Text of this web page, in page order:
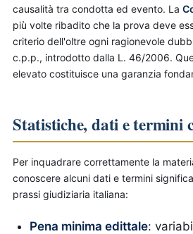
causalità tra condotta ed evento. La
più volte ribadito che la prova deve
criterio dell'oltre ogni ragionevole
c.p.p., introdotto dalla L. 46/2006.
elevato costituisce una garanzia
Statistiche, dati e termini
Per inquadrare correttamente la
conoscere alcuni dati e termini
prassi giudiziaria italiana:
Pena minima edittale: